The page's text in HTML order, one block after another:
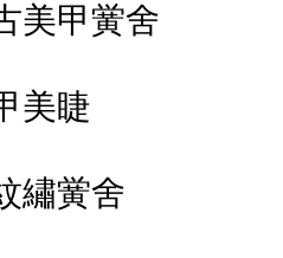
美甲黉舍
美睫
繡黉舍